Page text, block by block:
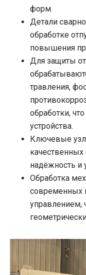
форм.
Детали
обработке
повышения
Для защиты
травления,
обработки,
устройства.
Ключевые
надёжность и
Обработка
современных
управлением,